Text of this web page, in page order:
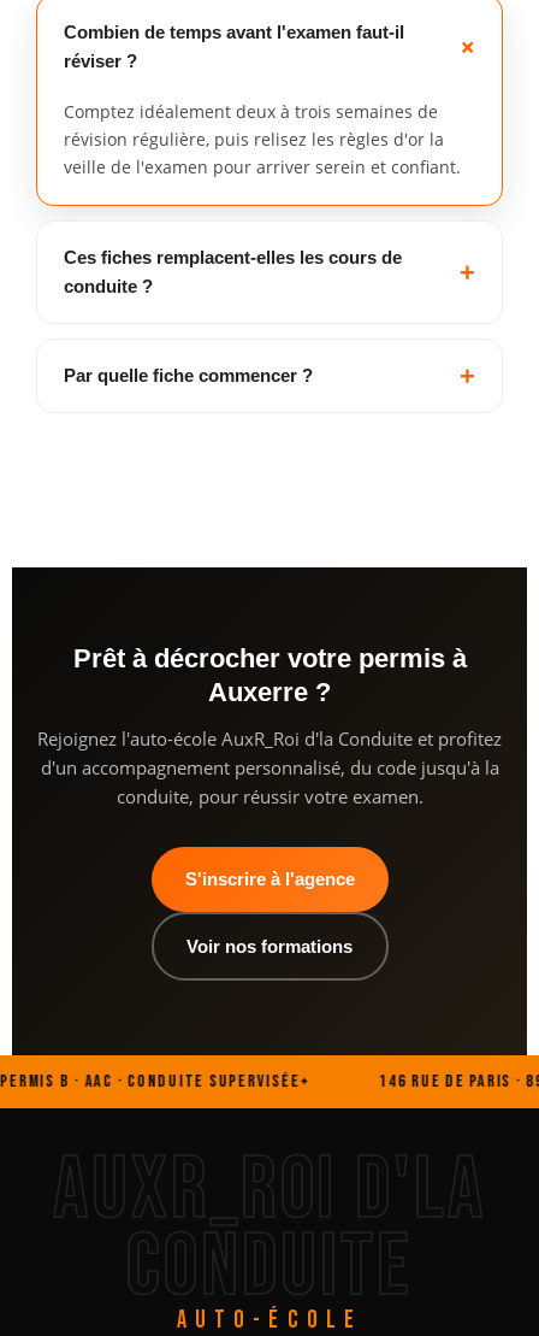
Combien de temps avant l'examen faut-il
réviser ?
Comptez idéalement deux à trois semaines de
révision régulière, puis relisez les règles d'or la
veille de l'examen pour arriver serein et confiant.
Ces fiches remplacent-elles les cours de
conduite ?
Par quelle fiche commencer ?
Prêt à décrocher votre permis à
Auxerre ?
Rejoignez l'auto-école AuxR_Roi d'la Conduite et profitez
d'un accompagnement personnalisé, du code jusqu'à la
conduite, pour réussir votre examen.
S'inscrire à l'agence
Voir nos formations
B · AAC · CONDUITE SUPERVISÉE 146 RUE DE PARIS ·
AUXR_ROI D'LA
CONDUITE
AUTO-ÉCOLE